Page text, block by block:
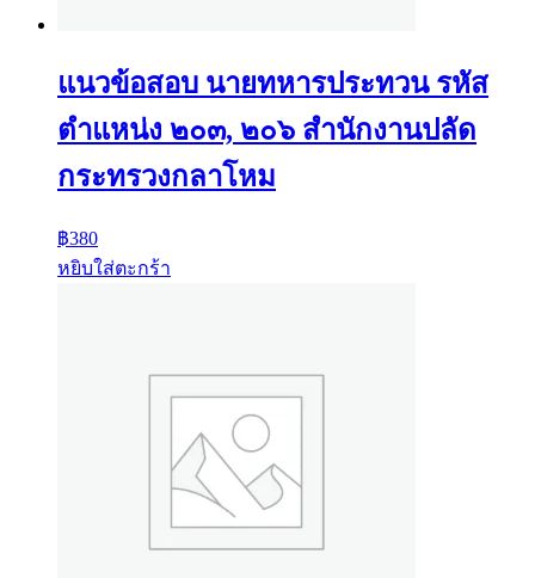
แนวข้อสอบ นายทหารประทวน รหัส
ตำแหน่ง ๒๐๓, ๒๐๖ สำนักงานปลัด
กระทรวงกลาโหม
฿380
หยิบใส่ตะกร้า